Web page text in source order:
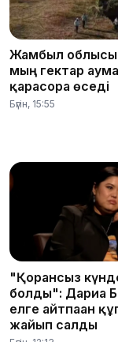
Жамбыл
мың гектар
қарасора өседі
Бүгін, 15:55
"Қорғансыз
болды": Дариға
елге айтпаған
жайып салды